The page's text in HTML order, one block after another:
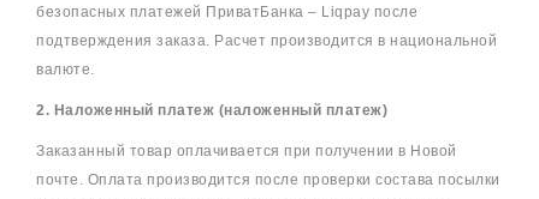
безопасных платежей ПриватБанка – Liqpay после
подтверждения заказа. Расчет производится в национальной
валюте.
2. Наложенный платеж (наложенный платеж)
Заказанный товар оплачивается при получении в Новой
почте. Оплата производится после проверки состава посылки